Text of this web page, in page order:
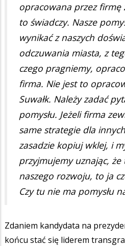
opracowana przez firmę
to świadczy. Nasze
wynikać z naszych
odczuwania miasta, z
czego pragniemy,
firma. Nie jest to
Suwałk. Należy zadać
pomysłu. Jeżeli firma
same strategie dla
zasadzie kopiuj wklej, i
przyjmujemy uznając,
naszego rozwoju, to ja
Czy tu nie ma pomysłu
Zdaniem kandydata na
końcu stać się liderem